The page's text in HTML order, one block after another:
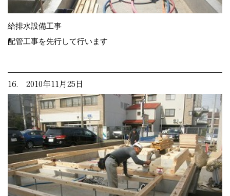
給排水設備工事
配管工事を先行して行います
16. 2010年11月25日